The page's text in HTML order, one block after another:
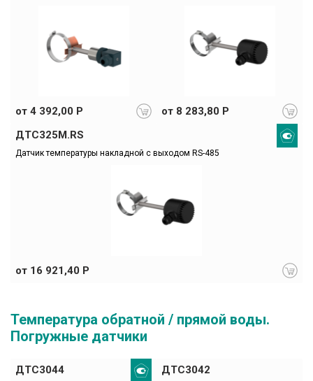
от 4 392,00 Р
от 8 283,80 Р
ДТС325М.RS
Датчик температуры накладной с выходом RS-485
от 16 921,40 Р
Температура обратной / прямой воды.
Погружные датчики
ДТС3044 ДТС3042